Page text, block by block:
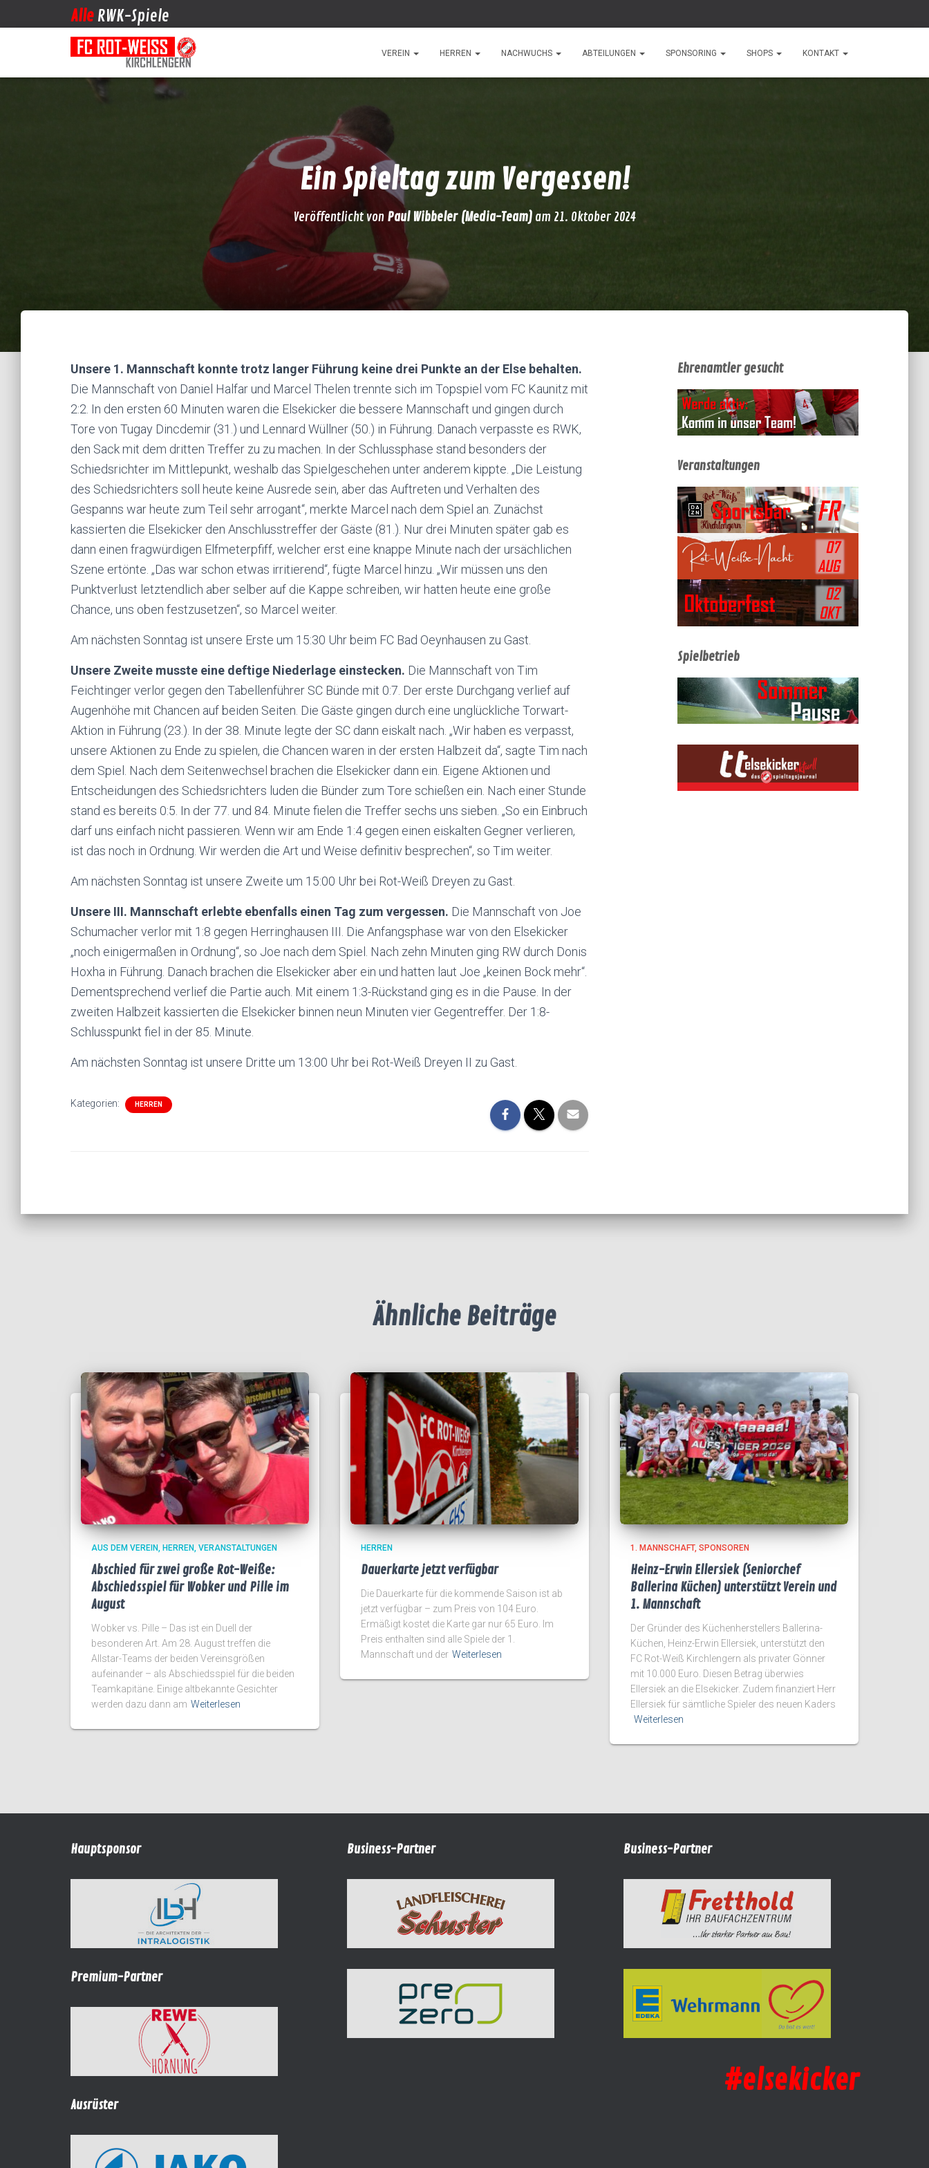
Alle RWK-Spiele
VEREIN HERREN NACHWUCHS ABTEILUNGEN SPONSORING SHOPS KONTAKT
Ein Spieltag zum Vergessen!
Veröffentlicht von Paul Wibbeler (Media-Team)am 21. Oktober 2024
Unsere 1. Mannschaft konnte trotz langer Führung keine drei Punkte an der Else behalten.
Die Mannschaft von Daniel Halfar und Marcel Thelen trennte sich im Topspiel vom FC Kaunitz mit
2:2. In den ersten 60 Minuten waren die Elsekicker die bessere Mannschaft und gingen durch
Tore von Tugay Dincdemir (31.) und Lennard Wüllner (50.) in Führung. Danach verpasste es RWK,
den Sack mit dem dritten Treffer zu zu machen. In der Schlussphase stand besonders der
Schiedsrichter im Mittlepunkt, weshalb das Spielgeschehen unter anderem kippte. „Die Leistung
des Schiedsrichters soll heute keine Ausrede sein, aber das Auftreten und Verhalten des
Gespanns war heute zum Teil sehr arrogant“, merkte Marcel nach dem Spiel an. Zunächst
kassierten die Elsekicker den Anschlusstreffer der Gäste (81.). Nur drei Minuten später gab es
dann einen fragwürdigen Elfmeterpfiff, welcher erst eine knappe Minute nach der ursächlichen
Szene ertönte. „Das war schon etwas irritierend“, fügte Marcel hinzu. „Wir müssen uns den
Punktverlust letztendlich aber selber auf die Kappe schreiben, wir hatten heute eine große
Chance, uns oben festzusetzen“, so Marcel weiter.
Am nächsten Sonntag ist unsere Erste um 15:30 Uhr beim FC Bad Oeynhausen zu Gast.
Unsere Zweite musste eine deftige Niederlage einstecken. Die Mannschaft von Tim
Feichtinger verlor gegen den Tabellenführer SC Bünde mit 0:7. Der erste Durchgang verlief auf
Augenhöhe mit Chancen auf beiden Seiten. Die Gäste gingen durch eine unglückliche Torwart-
Aktion in Führung (23.). In der 38. Minute legte der SC dann eiskalt nach. „Wir haben es verpasst,
unsere Aktionen zu Ende zu spielen, die Chancen waren in der ersten Halbzeit da“, sagte Tim nach
dem Spiel. Nach dem Seitenwechsel brachen die Elsekicker dann ein. Eigene Aktionen und
Entscheidungen des Schiedsrichters luden die Bünder zum Tore schießen ein. Nach einer Stunde
stand es bereits 0:5. In der 77. und 84. Minute fielen die Treffer sechs uns sieben. „So ein Einbruch
darf uns einfach nicht passieren. Wenn wir am Ende 1:4 gegen einen eiskalten Gegner verlieren,
ist das noch in Ordnung. Wir werden die Art und Weise definitiv besprechen“, so Tim weiter.
Am nächsten Sonntag ist unsere Zweite um 15:00 Uhr bei Rot-Weiß Dreyen zu Gast.
Unsere III. Mannschaft erlebte ebenfalls einen Tag zum vergessen. Die Mannschaft von Joe
Schumacher verlor mit 1:8 gegen Herringhausen III. Die Anfangsphase war von den Elsekicker
„noch einigermaßen in Ordnung“, so Joe nach dem Spiel. Nach zehn Minuten ging RW durch Donis
Hoxha in Führung. Danach brachen die Elsekicker aber ein und hatten laut Joe „keinen Bock mehr“.
Dementsprechend verlief die Partie auch. Mit einem 1:3-Rückstand ging es in die Pause. In der
zweiten Halbzeit kassierten die Elsekicker binnen neun Minuten vier Gegentreffer. Der 1:8-
Schlusspunkt fiel in der 85. Minute.
Am nächsten Sonntag ist unsere Dritte um 13:00 Uhr bei Rot-Weiß Dreyen II zu Gast.
Kategorien: HERREN
Ehrenamtler gesucht
Veranstaltungen
Spielbetrieb
Ähnliche Beiträge
AUS DEM VEREIN HERREN VERANSTALTUNGEN
Abschied für zwei große Rot-Weiße:
Abschiedsspiel für Wobker und Pille im
August
Wobker vs. Pille – Das ist ein Duell der
besonderen Art. Am 28. August treffen die
Allstar-Teams der beiden Vereinsgrößen
aufeinander – als Abschiedsspiel für die beiden
Teamkapitäne. Einige altbekannte Gesichter
werden dazu dann am Weiterlesen
HERREN
Dauerkarte jetzt verfügbar
Die Dauerkarte für die kommende Saison ist ab
jetzt verfügbar – zum Preis von 104 Euro.
Ermäßigt kostet die Karte gar nur 65 Euro. Im
Preis enthalten sind alle Spiele der 1.
Mannschaft und der Weiterlesen
1. MANNSCHAFT SPONSOREN
Heinz-Erwin Ellersiek (Seniorchef
Ballerina Küchen) unterstützt Verein und
1. Mannschaft
Der Gründer des Küchenherstellers Ballerina-
Küchen, Heinz-Erwin Ellersiek, unterstützt den
FC Rot-Weiß Kirchlengern als privater Gönner
mit 10.000 Euro. Diesen Betrag überwies
Ellersiek an die Elsekicker. Zudem finanziert Herr
Ellersiek für sämtliche Spieler des neuen Kaders
Weiterlesen
Hauptsponsor
Premium-Partner
Ausrüster
Business-Partner Business-Partner
#elsekicker